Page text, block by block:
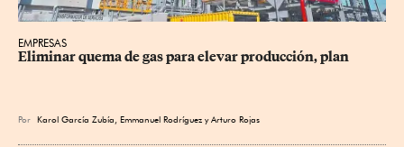
EMPRESAS
Eliminar quema de gas para elevar producción, plan
Por Karol García Zubía Emmanuel Rodríguez yArturo Rojas